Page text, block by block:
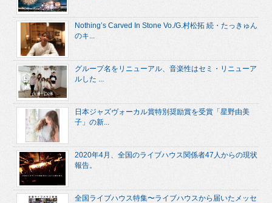
Nothing’s Carved In Stone Vo./G.村松拓 続・たっきゅん
のキ...
グループ名をリニューアル、音楽性はセミ・リニューア
ルした ...
日本ジャズヴォーカル賞特別奨励賞を受賞「星野由美
子」の新...
2020年4月、全国のライブハウス関係者47人からの現状
報告。
全国ライブハウス特集〜ライブハウスから届いたメッセ